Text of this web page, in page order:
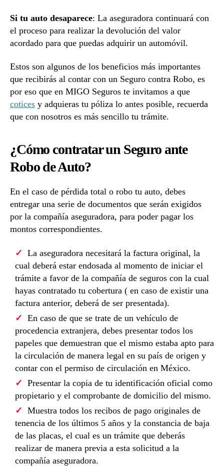
Si tu auto desaparece: La aseguradora continuará con
el proceso para realizar la devolución del valor
acordado para que puedas adquirir un automóvil.
Estos son algunos de los beneficios más importantes
que recibirás al contar con un Seguro contra Robo, es
por eso que en MIGO Seguros te invitamos a que
cotices y adquieras tu póliza lo antes posible, recuerda
que con nosotros es más sencillo tu trámite.
¿Cómo contratar un Seguro ante
Robo de Auto?
En el caso de pérdida total o robo tu auto, debes
entregar una serie de documentos que serán exigidos
por la compañía aseguradora, para poder pagar los
montos correspondientes.
La aseguradora necesitará la factura original, la
cual deberá estar endosada al momento de iniciar el
trámite a favor de la compañía de seguros con la cual
hayas contratado tu cobertura ( en caso de existir una
factura anterior, deberá de ser presentada).
En caso de que se trate de un vehículo de
procedencia extranjera, debes presentar todos los
papeles que demuestran que el mismo estaba apto para
la circulación de manera legal en su país de origen y
contar con el permiso de circulación en México.
Presentar la copia de tu identificación oficial como
propietario y el comprobante de domicilio del mismo.
Muestra todos los recibos de pago originales de
tenencia de los últimos 5 años y la constancia de baja
de las placas, el cual es un trámite que deberás
realizar de manera previa a esta solicitud a la
compañía aseguradora.